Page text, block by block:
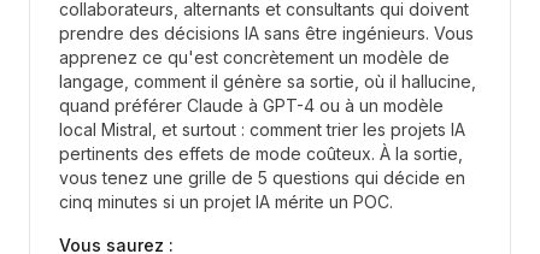
collaborateurs, alternants et consultants qui doivent
prendre des décisions IA sans être ingénieurs. Vous
apprenez ce qu'est concrètement un modèle de
langage, comment il génère sa sortie, où il hallucine,
quand préférer Claude à GPT-4 ou à un modèle
local Mistral, et surtout : comment trier les projets IA
pertinents des effets de mode coûteux. À la sortie,
vous tenez une grille de 5 questions qui décide en
cinq minutes si un projet IA mérite un POC.
Vous saurez :